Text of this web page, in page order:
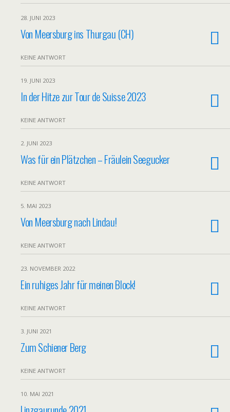
28. JUNI 2023
Von Meersburg ins Thurgau (CH)
KEINE ANTWORT
19. JUNI 2023
In der Hitze zur Tour de Suisse 2023
KEINE ANTWORT
2. JUNI 2023
Was für ein Plätzchen – Fräulein Seegucker
KEINE ANTWORT
5. MAI 2023
Von Meersburg nach Lindau!
KEINE ANTWORT
23. NOVEMBER 2022
Ein ruhiges Jahr für meinen Block!
KEINE ANTWORT
3. JUNI 2021
Zum Schiener Berg
KEINE ANTWORT
10. MAI 2021